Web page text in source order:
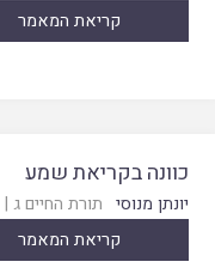
קריאת המאמר
כוונה בקריאת שמע
יונתן מנוסי תורת החיים ג |
קריאת המאמר